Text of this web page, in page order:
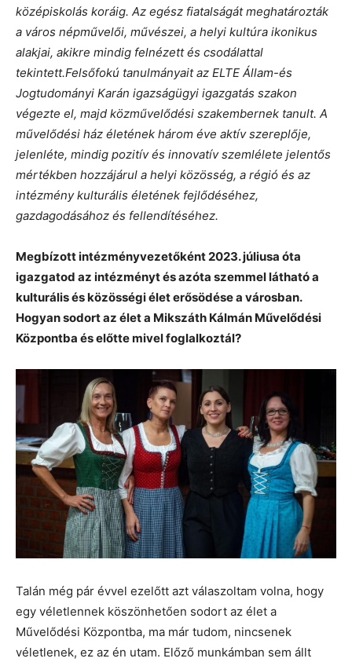
középiskolás koráig. Az egész fiatalságát meghatározták
a város népművelői, művészei, a helyi kultúra ikonikus
alakjai, akikre mindig felnézett és csodálattal
tekintett.Felsőfokú tanulmányait az ELTE Állam-és
Jogtudományi Karán igazságügyi igazgatás szakon
végezte el, majd közművelődési szakembernek tanult. A
művelődési ház életének három éve aktív szereplője,
jelenléte, mindig pozitív és innovatív szemlélete jelentős
mértékben hozzájárul a helyi közösség, a régió és az
intézmény kulturális életének fejlődéséhez,
gazdagodásához és fellendítéséhez.
Megbízott intézményvezetőként 2023. júliusa óta
igazgatod az intézményt és azóta szemmel látható a
kulturális és közösségi élet erősödése a városban.
Hogyan sodort az élet a Mikszáth Kálmán Művelődési
Központba és előtte mivel foglalkoztál?
Talán még pár évvel ezelőtt azt válaszoltam volna, hogy
egy véletlennek köszönhetően sodort az élet a
Művelődési Központba, ma már tudom, nincsenek
véletlenek, ez az én utam. Előző munkámban sem állt